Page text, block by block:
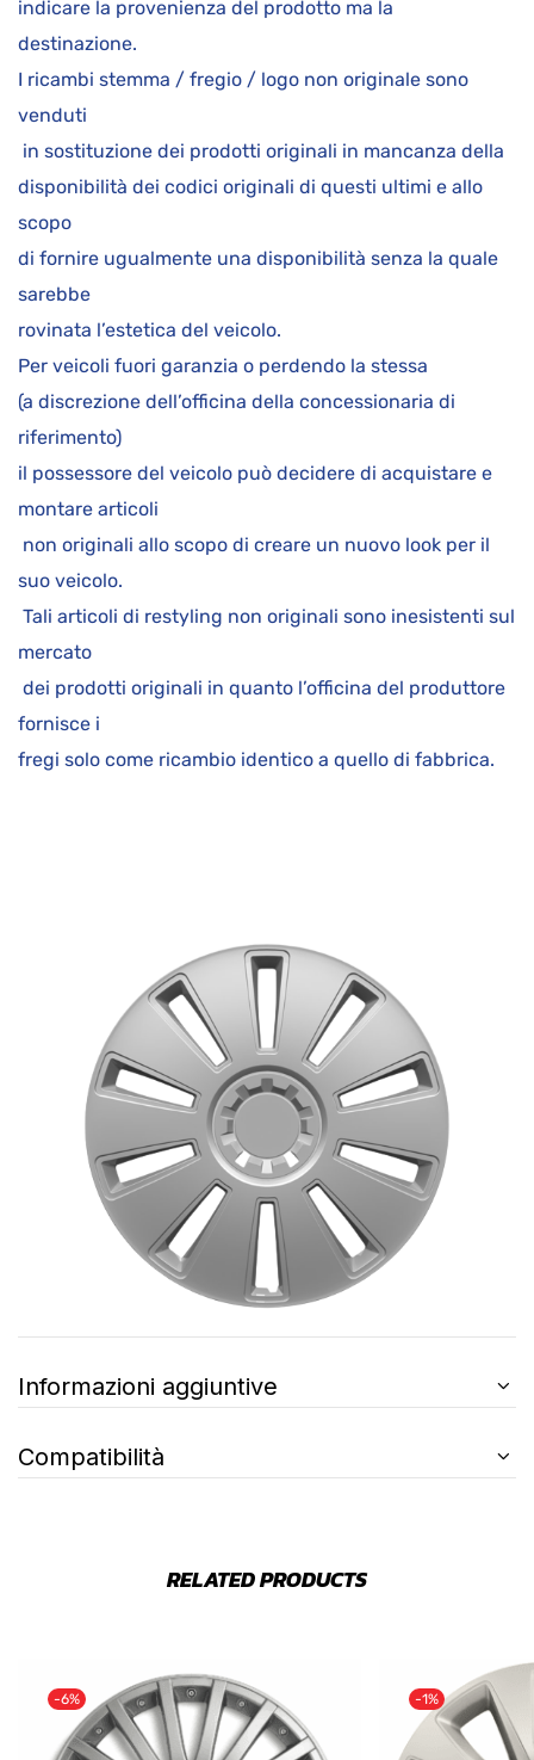
indicare la provenienza del prodotto ma la
destinazione.
I ricambi stemma / fregio / logo non originale sono
venduti
in sostituzione dei prodotti originali in mancanza della
disponibilità dei codici originali di questi ultimi e allo
scopo
di fornire ugualmente una disponibilità senza la quale
sarebbe
rovinata l’estetica del veicolo.
Per veicoli fuori garanzia o perdendo la stessa
(a discrezione dell’officina della concessionaria di
riferimento)
il possessore del veicolo può decidere di acquistare e
montare articoli
non originali allo scopo di creare un nuovo look per il
suo veicolo.
Tali articoli di restyling non originali sono inesistenti sul
mercato
dei prodotti originali in quanto l’officina del produttore
fornisce i
fregi solo come ricambio identico a quello di fabbrica.
Informazioni aggiuntive
Compatibilità
RELATED PRODUCTS
-6% -1%